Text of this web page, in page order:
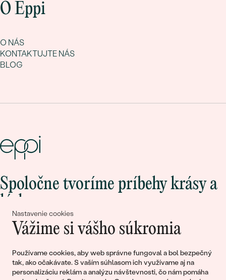
Nastavenie cookies
Vážime si vášho súkromia
Používame cookies, aby web správne fungoval a bol bezpečný
tak, ako očakávate. S vaším súhlasom ich využívame aj na
personalizáciu reklám a analýzu návštevnosti, čo nám pomáha
O Eppi
O NÁS
KONTAKTUJTE NÁS
BLOG
Spoločne tvoríme príbehy krásy a
lásky
Pripojte sa k nám!